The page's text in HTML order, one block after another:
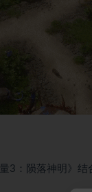
3：陨落神明》